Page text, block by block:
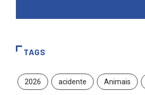
TAGS
2026 acidente Animais